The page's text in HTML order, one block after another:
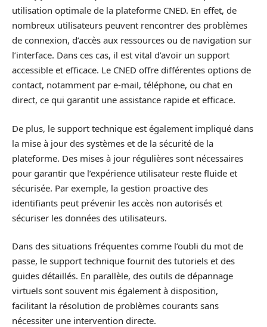
utilisation optimale de la plateforme CNED. En effet, de
nombreux utilisateurs peuvent rencontrer des problèmes
de connexion, d’accès aux ressources ou de navigation sur
l’interface. Dans ces cas, il est vital d’avoir un support
accessible et efficace. Le CNED offre différentes options de
contact, notamment par e-mail, téléphone, ou chat en
direct, ce qui garantit une assistance rapide et efficace.
De plus, le support technique est également impliqué dans
la mise à jour des systèmes et de la sécurité de la
plateforme. Des mises à jour régulières sont nécessaires
pour garantir que l’expérience utilisateur reste fluide et
sécurisée. Par exemple, la gestion proactive des
identifiants peut prévenir les accès non autorisés et
sécuriser les données des utilisateurs.
Dans des situations fréquentes comme l’oubli du mot de
passe, le support technique fournit des tutoriels et des
guides détaillés. En parallèle, des outils de dépannage
virtuels sont souvent mis également à disposition,
facilitant la résolution de problèmes courants sans
nécessiter une intervention directe.